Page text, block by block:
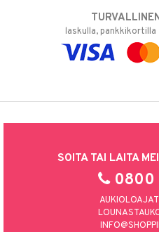
laskulla,
SOITA TAI LAITA
0800